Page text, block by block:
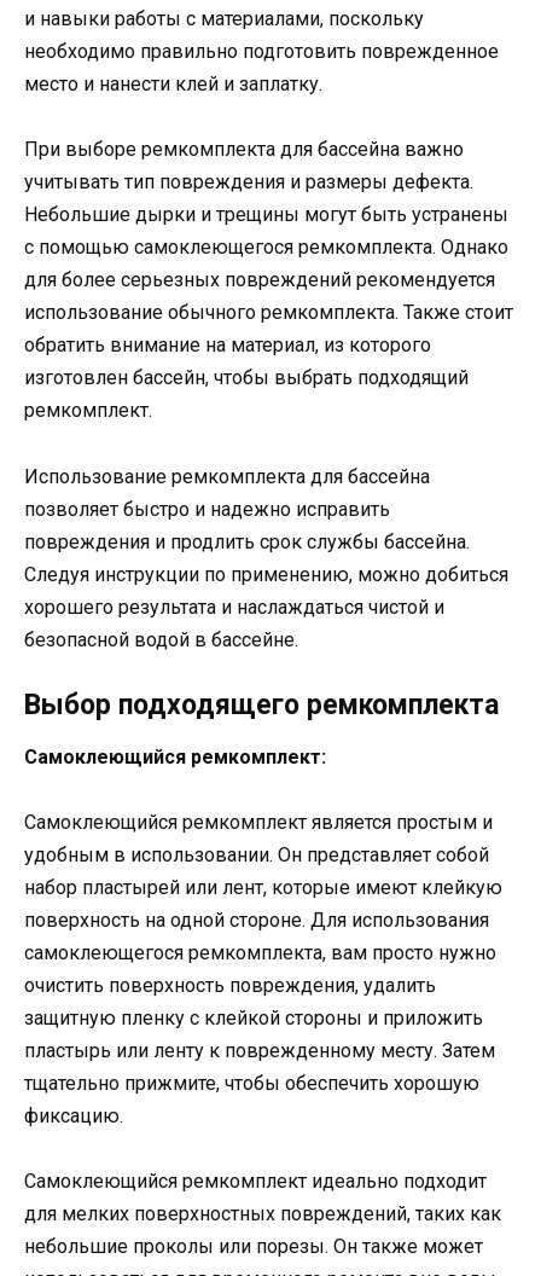
и навыки работы с материалами, поскольку
необходимо правильно подготовить поврежденное
место и нанести клей и заплатку.
При выборе ремкомплекта для бассейна важно
учитывать тип повреждения и размеры дефекта.
Небольшие дырки и трещины могут быть устранены
с помощью самоклеющегося ремкомплекта. Однако
для более серьезных повреждений рекомендуется
использование обычного ремкомплекта. Также стоит
обратить внимание на материал, из которого
изготовлен бассейн, чтобы выбрать подходящий
ремкомплект.
Использование ремкомплекта для бассейна
позволяет быстро и надежно исправить
повреждения и продлить срок службы бассейна.
Следуя инструкции по применению, можно добиться
хорошего результата и наслаждаться чистой и
безопасной водой в бассейне.
Выбор подходящего ремкомплекта
Самоклеющийся ремкомплект:
Самоклеющийся ремкомплект является простым и
удобным в использовании. Он представляет собой
набор пластырей или лент, которые имеют клейкую
поверхность на одной стороне. Для использования
самоклеющегося ремкомплекта, вам просто нужно
очистить поверхность повреждения, удалить
защитную пленку с клейкой стороны и приложить
пластырь или ленту к поврежденному месту. Затем
тщательно прижмите, чтобы обеспечить хорошую
фиксацию.
Самоклеющийся ремкомплект идеально подходит
для мелких поверхностных повреждений, таких как
небольшие проколы или порезы. Он также может